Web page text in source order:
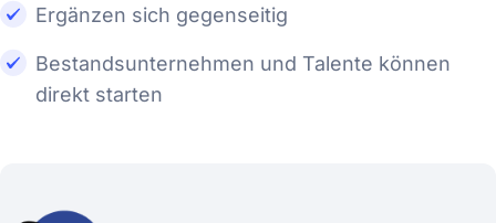
Ergänzen sich gegenseitig
Bestandsunternehmen und Talente können
direkt starten